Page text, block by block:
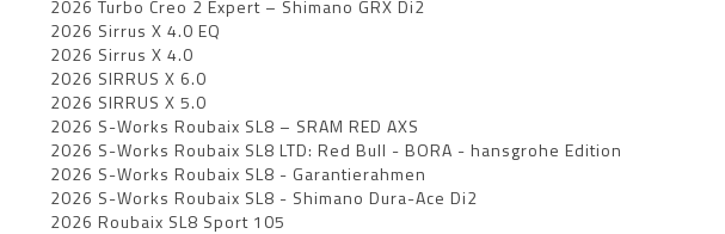
2026 Turbo Creo 2 Expert – Shimano GRX Di2
2026 Sirrus X 4.0 EQ
2026 Sirrus X 4.0
2026 SIRRUS X 6.0
2026 SIRRUS X 5.0
2026 S-Works Roubaix SL8 – SRAM RED AXS
2026 S-Works Roubaix SL8 LTD: Red Bull - BORA - hansgrohe Edition
2026 S-Works Roubaix SL8 - Garantierahmen
2026 S-Works Roubaix SL8 - Shimano Dura-Ace Di2
2026 Roubaix SL8 Sport 105